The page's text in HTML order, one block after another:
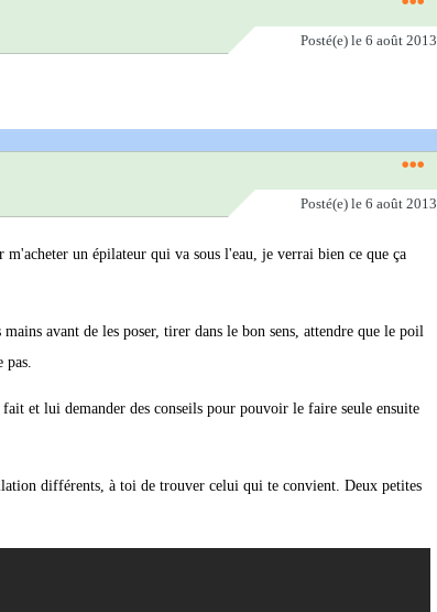
Posté(e) le 6 août 2013
Posté(e) le 6 août 2013
un épilateur qui va sous l'eau, je verrai bien ce que ça
avant de les poser, tirer dans le bon sens, attendre que le poil
pas.
et lui demander des conseils pour pouvoir le faire seule ensuite
différents, à toi de trouver celui qui te convient. Deux petites